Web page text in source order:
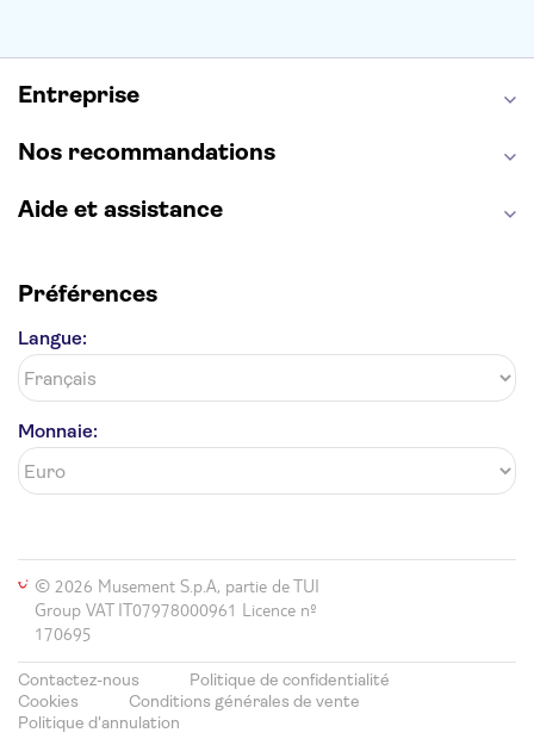
Entreprise
Nos recommandations
Aide et assistance
Préférences
Langue:
Monnaie:
© 2026 Musement S.p.A, partie de TUI
Group VAT IT07978000961 Licence nº
170695
Contactez-nous
Politique de confidentialité
Cookies
Conditions générales de vente
Politique d'annulation